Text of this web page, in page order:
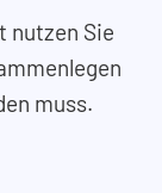
nutzen Sie
muss.